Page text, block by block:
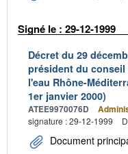
Signé le : 29-12-1999
Décret du 29
président du
l'eau Rhône-
1er janvier 2000)
ATEE9970076D
signature : 29-12-1999
Document